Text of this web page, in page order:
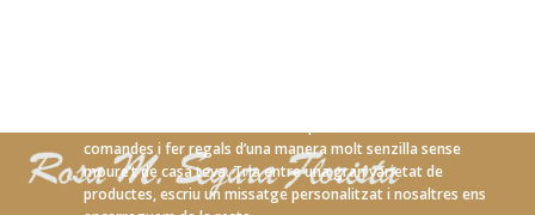
comandes i fer regals d’una manera molt senzilla sense
moure’t de casa teva. Tria entre una gran varietat de
productes, escriu un missatge personalitzat i nosaltres ens